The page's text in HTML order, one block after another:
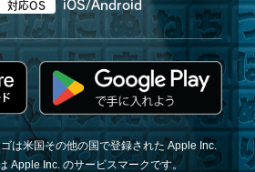
対応OS iOS/Android
は米国その他の国で登録された Apple Inc.
Apple Inc. のサービスマークです。